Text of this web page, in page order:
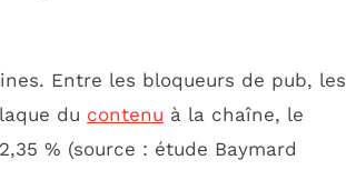
Entre les bloqueurs de pub, les
du contenu à la chaîne, le
% (source : étude Baymard